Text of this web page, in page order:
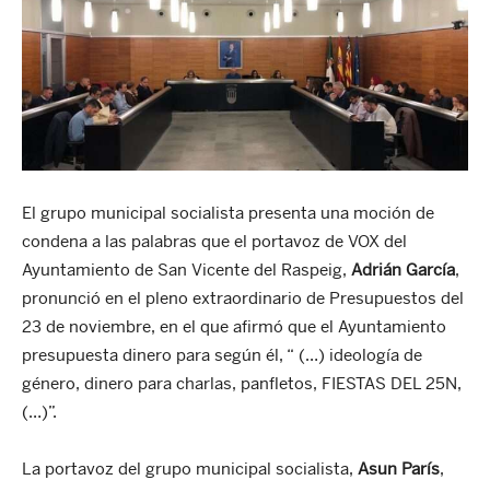
El grupo municipal socialista presenta una moción de
condena a las palabras que el portavoz de VOX del
Ayuntamiento de San Vicente del Raspeig, Adrián García,
pronunció en el pleno extraordinario de Presupuestos del
23 de noviembre, en el que afirmó que el Ayuntamiento
presupuesta dinero para según él, “ (…) ideología de
género, dinero para charlas, panfletos, FIESTAS DEL 25N,
(…)”.
La portavoz del grupo municipal socialista, Asun París,